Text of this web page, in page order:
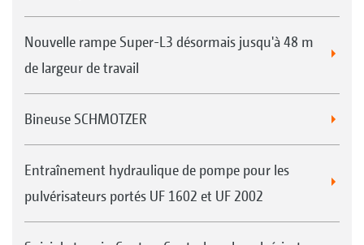
Nouvelle rampe Super-L3 désormais jusqu'à 48 m
de largeur de travail
Bineuse SCHMOTZER
Entraînement hydraulique de pompe pour les
pulvérisateurs portés UF 1602 et UF 2002